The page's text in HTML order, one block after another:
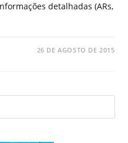
detalhadas (ARs,
26 DE AGOSTO DE 2015